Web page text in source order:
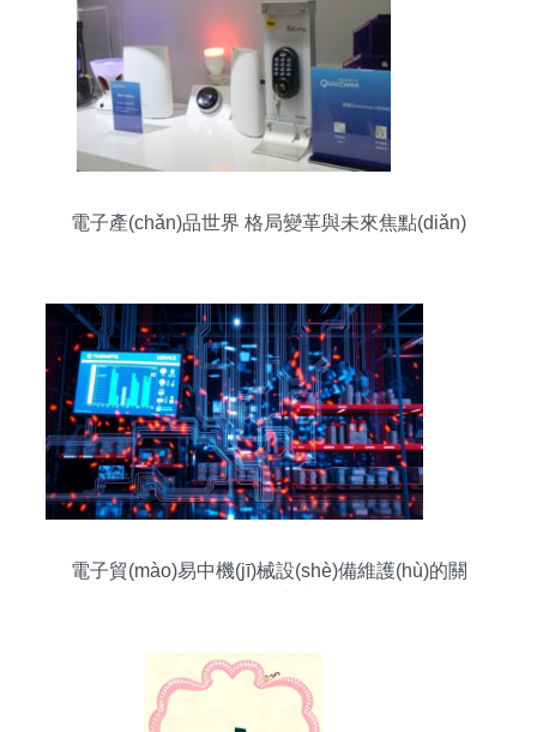
電子產(chǎn)品世界 格局變革與未來焦點(diǎn)
電子貿(mào)易中機(jī)械設(shè)備維護(hù)的關